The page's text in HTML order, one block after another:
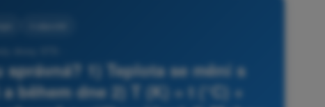
1) Teplota se mění s
během dne 2) T (K) = t (°C) +